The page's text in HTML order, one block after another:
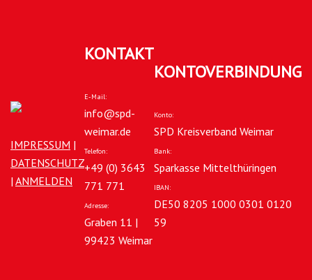
IMPRESSUM |
DATENSCHUTZ
| ANMELDEN
KONTAKT
E-Mail:
info@spd-
weimar.de
Telefon:
+49 (0) 3643
771 771
Adresse:
Graben 11 |
99423 Weimar
KONTOVERBINDUNG
Konto:
SPD Kreisverband Weimar
Bank:
Sparkasse Mittelthüringen
IBAN:
DE50 8205 1000 0301 0120
59